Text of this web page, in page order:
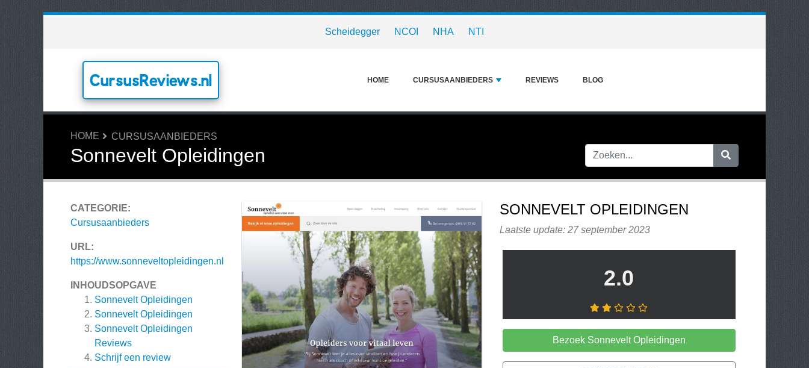
Scheidegger NCOI NHA NTI
CursusReviews.nl HOME CURSUSAANBIEDERS REVIEWS BLOG
HOME CURSUSAANBIEDERS
Sonnevelt Opleidingen
CATEGORIE:
Cursusaanbieders
URL:
https://www.sonneveltopleidingen.nl
INHOUDSOPGAVE
Sonnevelt Opleidingen
Sonnevelt Opleidingen
Sonnevelt Opleidingen
Reviews
Schrijf een review
SONNEVELT OPLEIDINGEN
Laatste update: 27 september 2023
2.0
Bezoek Sonnevelt Opleidingen